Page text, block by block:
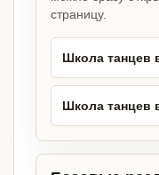
страницу.
Школа танцев
Школа танцев